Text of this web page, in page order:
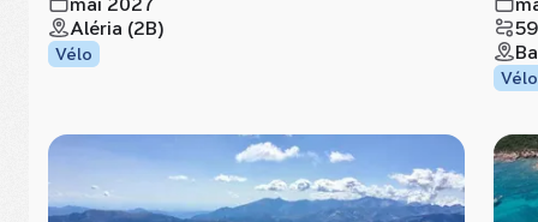
Aléria (2B)
Vélo
Vélo